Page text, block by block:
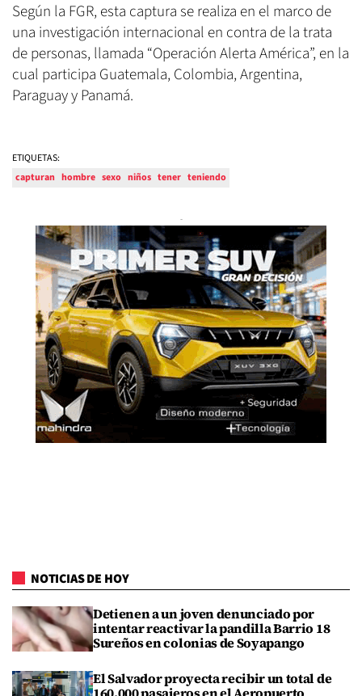
Según la FGR, esta captura se realiza en el marco de
una investigación internacional en contra de la trata
de personas, llamada “Operación Alerta América”, en la
cual participa Guatemala, Colombia, Argentina,
Paraguay y Panamá.
ETIQUETAS:
capturan hombre sexo niños tener teniendo
NOTICIAS DE HOY
Detienen a un joven denunciado por
intentar reactivar la pandilla Barrio 18
Sureños en colonias de Soyapango
El Salvador proyecta recibir un total de